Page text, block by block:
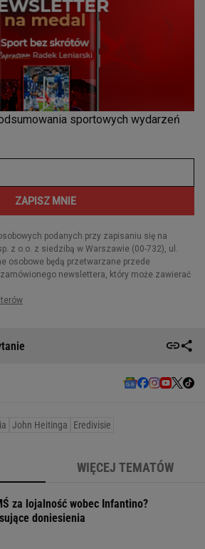
John Heitinga Eredivisie
WIĘCEJ TEMATÓW
za lojalność wobec Infantino?
doniesienia